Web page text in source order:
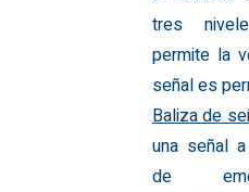
tres
permite la
señal es
Baliza de
una señal
de